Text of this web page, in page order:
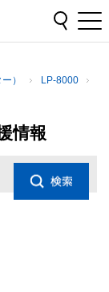
）
LP-8000
情報